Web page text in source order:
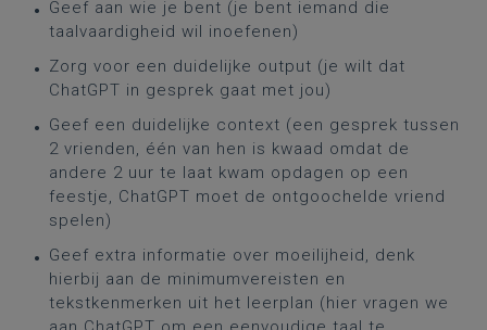
Geef aan wie je bent (je bent iemand die
taalvaardigheid wil inoefenen)
Zorg voor een duidelijke output (je wilt dat
ChatGPT in gesprek gaat met jou)
Geef een duidelijke context (een gesprek tussen
2 vrienden, één van hen is kwaad omdat de
andere 2 uur te laat kwam opdagen op een
feestje, ChatGPT moet de ontgoochelde vriend
spelen)
Geef extra informatie over moeilijheid, denk
hierbij aan de minimumvereisten en
tekstkenmerken uit het leerplan (hier vragen we